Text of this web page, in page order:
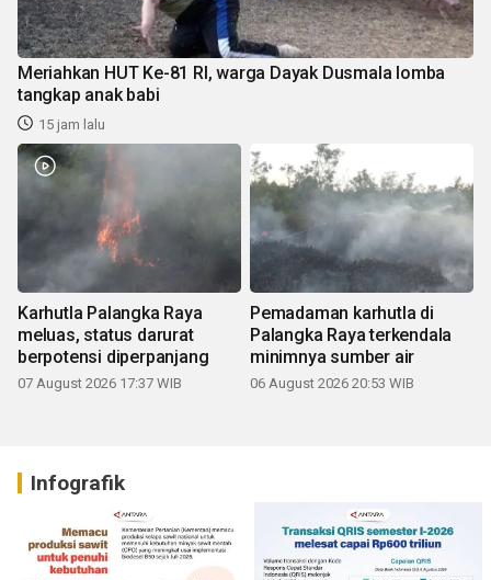
Meriahkan HUT Ke-81 RI, warga Dayak Dusmala lomba
tangkap anak babi
15 jam lalu
Karhutla Palangka Raya
meluas, status darurat
berpotensi diperpanjang
07 August 2026 17:37 WIB
Pemadaman karhutla di
Palangka Raya terkendala
minimnya sumber air
06 August 2026 20:53 WIB
Infografik